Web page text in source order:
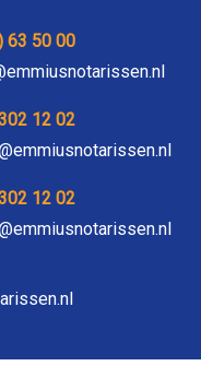
63 50 00
12 02
12 02